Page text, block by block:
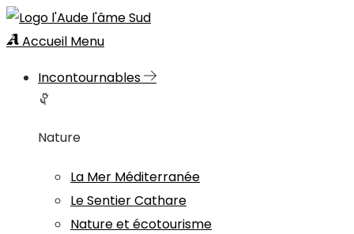
Accueil Menu
Incontournables
Nature
La Mer Méditerranée
Le Sentier Cathare
Nature et écotourisme